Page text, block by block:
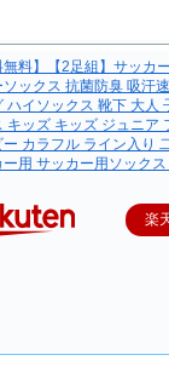
無料】【2足組】サッカ
ソックス 抗菌防臭 吸汗
ハイソックス 靴下 大人
キッズ キッズ ジュニア
ー カラフル ライン入り
ー用 サッカー用ソック
楽